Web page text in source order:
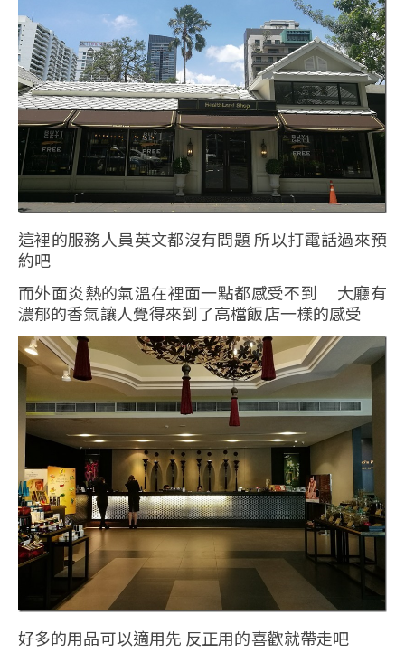
這裡的服務人員英文都沒有問題 所以打電話過來預
約吧
而外面炎熱的氣溫在裡面一點都感受不到 大廳有
濃郁的香氣讓人覺得來到了高檔飯店一樣的感受
好多的用品可以適用先 反正用的喜歡就帶走吧